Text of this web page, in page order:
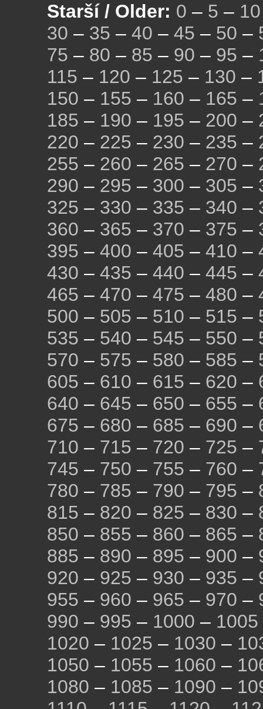
Starší / Older: 0 – 5 – 10
30 – 35 – 40 – 45 – 50 –
75 – 80 – 85 – 90 – 95 –
115 – 120 – 125 – 130 –
150 – 155 – 160 – 165 –
185 – 190 – 195 – 200 –
220 – 225 – 230 – 235 –
255 – 260 – 265 – 270 –
290 – 295 – 300 – 305 –
325 – 330 – 335 – 340 –
360 – 365 – 370 – 375 –
395 – 400 – 405 – 410 –
430 – 435 – 440 – 445 –
465 – 470 – 475 – 480 –
500 – 505 – 510 – 515 –
535 – 540 – 545 – 550 –
570 – 575 – 580 – 585 –
605 – 610 – 615 – 620 –
640 – 645 – 650 – 655 –
675 – 680 – 685 – 690 –
710 – 715 – 720 – 725 –
745 – 750 – 755 – 760 –
780 – 785 – 790 – 795 –
815 – 820 – 825 – 830 –
850 – 855 – 860 – 865 –
885 – 890 – 895 – 900 –
920 – 925 – 930 – 935 –
955 – 960 – 965 – 970 –
990 – 995 – 1000 – 1005
1020 – 1025 – 1030 –
1050 – 1055 – 1060 –
1080 – 1085 – 1090 –